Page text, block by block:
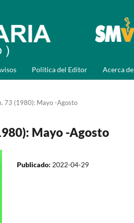
Política del Editor Acerca de
73 (1980): Mayo -Agosto
Mayo -Agosto
Publicado: 2022-04-29